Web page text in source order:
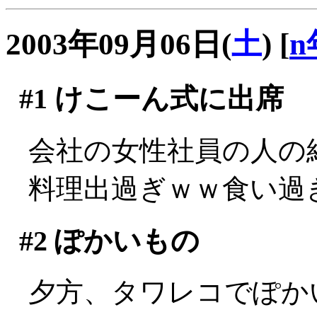
2003年09月06日(土) [n
#1 けこーん式に出席
会社の女性社員の人の
料理出過ぎｗｗ食い
#2 ぽかいもの
夕方、タワレコでぽ